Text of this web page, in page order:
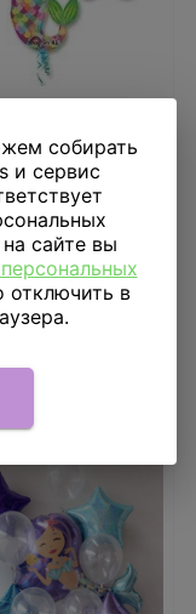
веселая
1 232₽
КОРЗИНУ
собирать
и сервис
сайте вы
в